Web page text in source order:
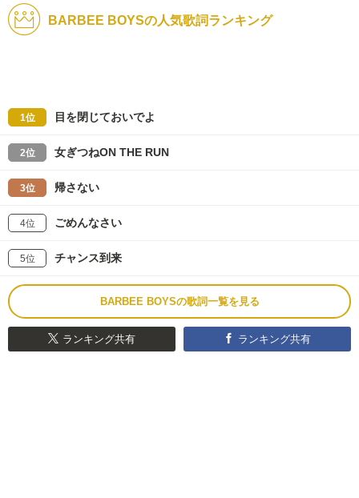
BARBEE BOYSの人気歌詞ランキング
1位 目を閉じておいでよ
2位 女ぎつねON THE RUN
3位 帰さない
4位 ごめんなさい
5位 チャンス到来
BARBEE BOYSの歌詞一覧を見る
ランキング共有 ランキング共有